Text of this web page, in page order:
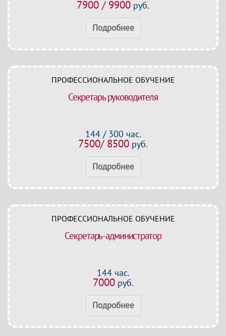
7900 / 9900 руб.
Подробнее
ПРОФЕССИОНАЛЬНОЕ ОБУЧЕНИЕ
Секретарь руководителя
144 / 300 час.
7500/ 8500 руб.
Подробнее
ПРОФЕССИОНАЛЬНОЕ ОБУЧЕНИЕ
Секретарь-администратор
144 час.
7000руб.
Подробнее